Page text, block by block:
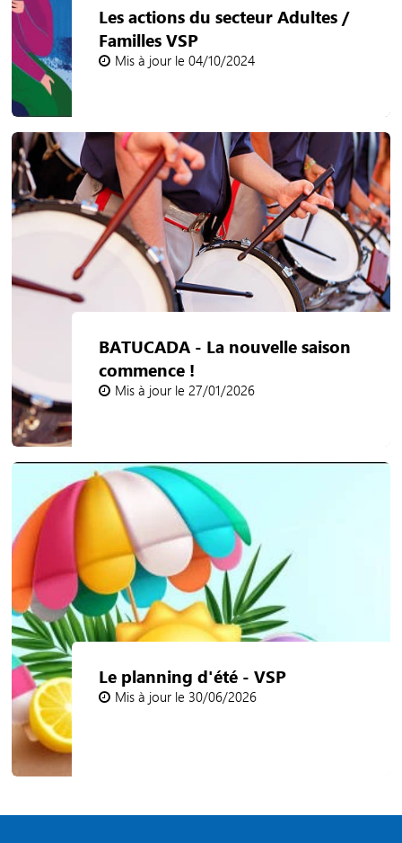
Les actions du secteur Adultes /
Familles VSP
Mis à jour le 04/10/2024
BATUCADA - La nouvelle saison
commence !
Mis à jour le 27/01/2026
Le planning d'été - VSP
Mis à jour le 30/06/2026